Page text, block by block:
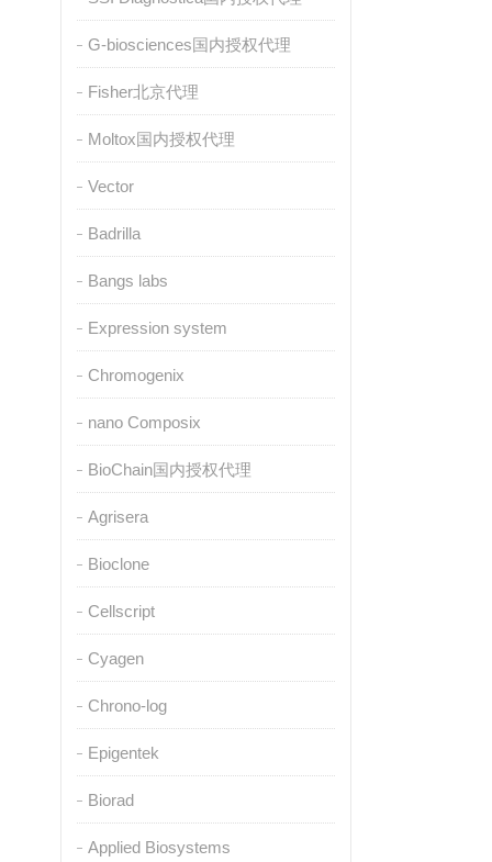
G-biosciences国内授权代理
Fisher北京代理
Moltox国内授权代理
Vector
Badrilla
Bangs labs
Expression system
Chromogenix
nano Composix
BioChain国内授权代理
Agrisera
Bioclone
Cellscript
Cyagen
Chrono-log
Epigentek
Biorad
Applied Biosystems